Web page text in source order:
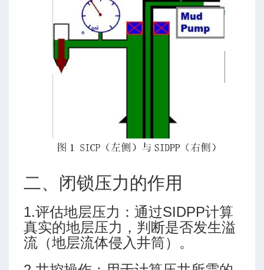
二、闭锁压力的作用
1.评估地层压力：通过SIDPP计算
真实的地层压力，判断是否发生溢
流（地层流体侵入井筒）。